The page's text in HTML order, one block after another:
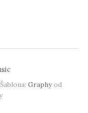
Šablona: Graphyod